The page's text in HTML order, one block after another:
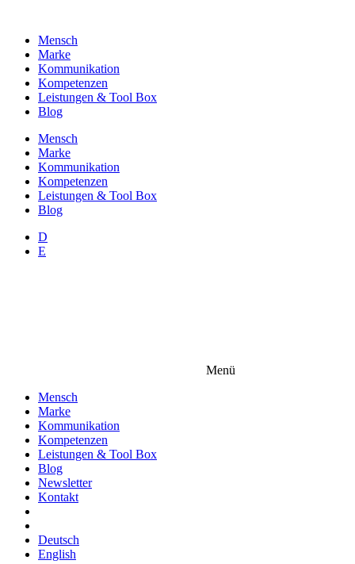
wechselnMensch
Marke
Kommunikation
Kompetenzen
Leistungen & Tool Box
Blog
Mensch
Marke
Kommunikation
Kompetenzen
Leistungen & Tool Box
Blog
D
E
Menü
Mensch
Marke
Kommunikation
Kompetenzen
Leistungen & Tool Box
Blog
Newsletter
Kontakt
Deutsch
English